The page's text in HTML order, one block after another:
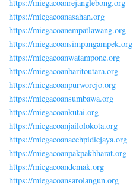
https://miegacoanrejanglebong.org
https://miegacoanasahan.org
https://miegacoanempatlawang.org
https://miegacoansimpangampek.org
https://miegacoanwatampone.org
https://miegacoanbaritoutara.org
https://miegacoanpurworejo.org
https://miegacoansumbawa.org
https://miegacoankutai.org
https://miegacoanjailolokota.org
https://miegacoanacehpidiejaya.org
https://miegacoanpakpakbharat.org
https://miegacoandemak.org
https://miegacoansarolangun.org